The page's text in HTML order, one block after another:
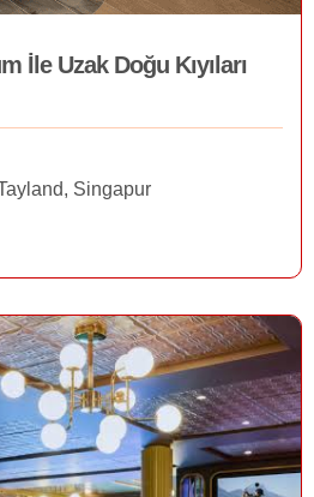
İle Uzak Doğu Kıyıları
Singapur